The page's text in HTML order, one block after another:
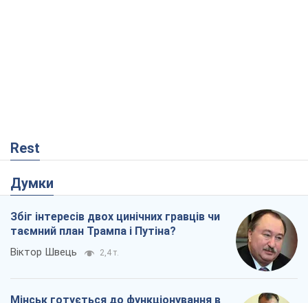
Rest
Думки
Збіг інтересів двох цинічних гравців чи
таємний план Трампа і Путіна?
Віктор Швець 2,4 т.
Мінськ готується до функціонування в